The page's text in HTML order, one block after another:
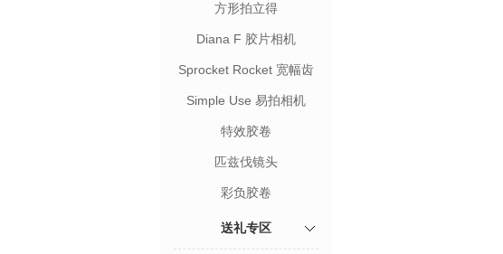
方形拍立得
Diana F 胶片相机
Sprocket Rocket 宽幅齿
Simple Use 易拍相机
特效胶卷
匹兹伐镜头
彩负胶卷
送礼专区